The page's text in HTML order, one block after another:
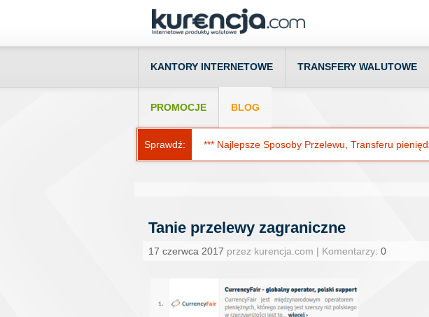
KANTORY INTERNETOWE TRANSFERY WALUTOWE
PROMOCJE BLOG
Sprawdź: *** Najlepsze Sposoby Przelewu, Transferu
Tanie przelewy zagraniczne
17 czerwca 2017 przez kurencja.com | Komentarzy: 0